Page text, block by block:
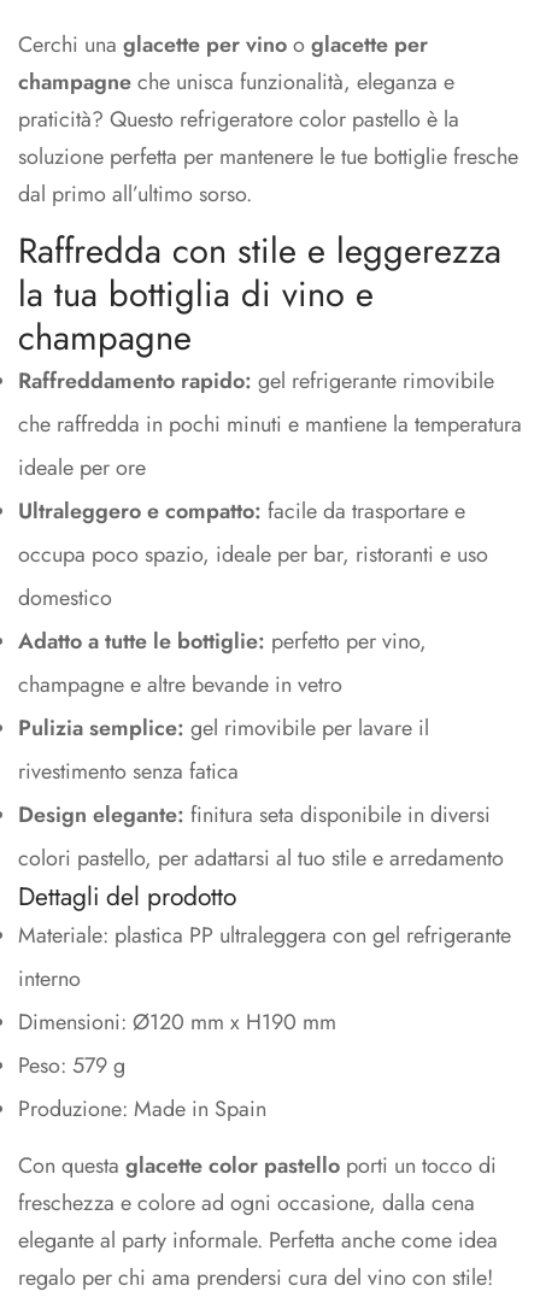
Cerchi una glacette per vinooglacette per
champagneche unisca funzionalità, eleganza e
praticità? Questo refrigeratore color pastello è la
soluzione perfetta per mantenere le tue bottiglie fresche
dal primo all’ultimo sorso.
Raffredda con stile e leggerezza
la tua bottiglia di vino e
champagne
Raffreddamento rapido: gel refrigerante rimovibile
che raffredda in pochi minuti e mantiene la temperatura
ideale per ore
Ultraleggero e compatto: facile da trasportare e
occupa poco spazio, ideale per bar, ristoranti e uso
domestico
Adatto a tutte le bottiglie: perfetto per vino,
champagne e altre bevande in vetro
Pulizia semplice: gel rimovibile per lavare il
rivestimento senza fatica
Design elegante: finitura seta disponibile in diversi
colori pastello, per adattarsi al tuo stile e arredamento
Dettagli del prodotto
Materiale: plastica PP ultraleggera con gel refrigerante
interno
Dimensioni: Ø120 mm x H190 mm
Peso: 579 g
Produzione: Made in Spain
Con questa glacette color pastello porti un tocco di
freschezza e colore ad ogni occasione, dalla cena
elegante al party informale. Perfetta anche come idea
regalo per chi ama prendersi cura del vino con stile!